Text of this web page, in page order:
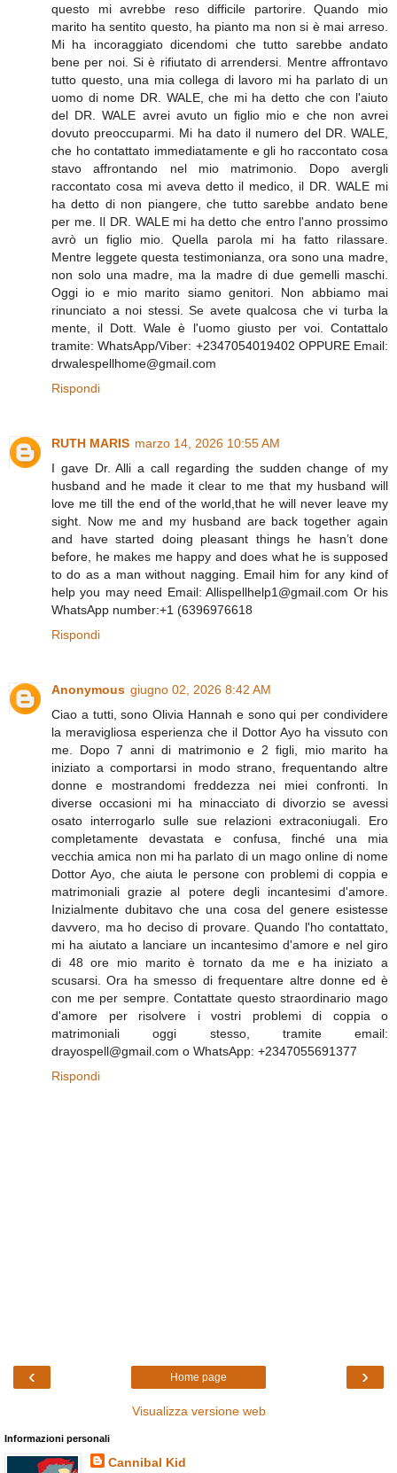
questo mi avrebbe reso difficile partorire. Quando mio
marito ha sentito questo, ha pianto ma non si è mai arreso.
Mi ha incoraggiato dicendomi che tutto sarebbe andato
bene per noi. Si è rifiutato di arrendersi. Mentre affrontavo
tutto questo, una mia collega di lavoro mi ha parlato di un
uomo di nome DR. WALE, che mi ha detto che con l'aiuto
del DR. WALE avrei avuto un figlio mio e che non avrei
dovuto preoccuparmi. Mi ha dato il numero del DR. WALE,
che ho contattato immediatamente e gli ho raccontato cosa
stavo affrontando nel mio matrimonio. Dopo avergli
raccontato cosa mi aveva detto il medico, il DR. WALE mi
ha detto di non piangere, che tutto sarebbe andato bene
per me. Il DR. WALE mi ha detto che entro l'anno prossimo
avrò un figlio mio. Quella parola mi ha fatto rilassare.
Mentre leggete questa testimonianza, ora sono una madre,
non solo una madre, ma la madre di due gemelli maschi.
Oggi io e mio marito siamo genitori. Non abbiamo mai
rinunciato a noi stessi. Se avete qualcosa che vi turba la
mente, il Dott. Wale è l'uomo giusto per voi. Contattalo
tramite: WhatsApp/Viber: +2347054019402 OPPURE Email:
drwalespellhome@gmail.com
Rispondi
RUTH MARIS marzo 14, 2026 10:55 AM
I gave Dr. Alli a call regarding the sudden change of my
husband and he made it clear to me that my husband will
love me till the end of the world,that he will never leave my
sight. Now me and my husband are back together again
and have started doing pleasant things he hasn’t done
before, he makes me happy and does what he is supposed
to do as a man without nagging. Email him for any kind of
help you may need Email: Allispellhelp1@gmail.com Or his
WhatsApp number:+1 (6396976618
Rispondi
Anonymous giugno 02, 2026 8:42 AM
Ciao a tutti, sono Olivia Hannah e sono qui per condividere
la meravigliosa esperienza che il Dottor Ayo ha vissuto con
me. Dopo 7 anni di matrimonio e 2 figli, mio ​​marito ha
iniziato a comportarsi in modo strano, frequentando altre
donne e mostrandomi freddezza nei miei confronti. In
diverse occasioni mi ha minacciato di divorzio se avessi
osato interrogarlo sulle sue relazioni extraconiugali. Ero
completamente devastata e confusa, finché una mia
vecchia amica non mi ha parlato di un mago online di nome
Dottor Ayo, che aiuta le persone con problemi di coppia e
matrimoniali grazie al potere degli incantesimi d'amore.
Inizialmente dubitavo che una cosa del genere esistesse
davvero, ma ho deciso di provare. Quando l'ho contattato,
mi ha aiutato a lanciare un incantesimo d'amore e nel giro
di 48 ore mio marito è tornato da me e ha iniziato a
scusarsi. Ora ha smesso di frequentare altre donne ed è
con me per sempre. Contattate questo straordinario mago
d'amore per risolvere i vostri problemi di coppia o
matrimoniali oggi stesso, tramite email:
drayospell@gmail.com o WhatsApp: +2347055691377
Rispondi
‹ ›
Home page
Visualizza versione web
Informazioni personali
Cannibal Kid